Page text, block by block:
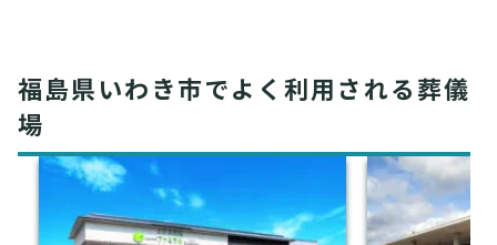
福島県いわき市でよく利用される葬儀
場